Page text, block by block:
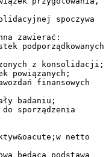
spoczywa
zawierać:
podporządkowanych
z konsolidacji;
powiązanych;
finansowych
badaniu;
sporządzenia
netto
będąca podstawą